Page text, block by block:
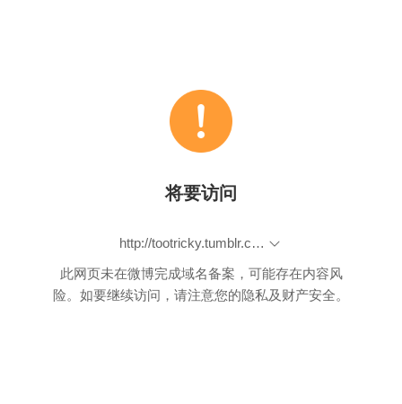
将要访问
http://tootricky.tumblr.com/post/50159890555/boop-boop
此网页未在微博完成域名备案，可能存在内容风
险。如要继续访问，请注意您的隐私及财产安全。